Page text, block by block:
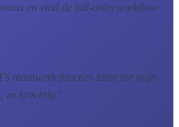
en vind de tail-orderworkflow
maatwerk functies laten me mijn
zo krachtig."